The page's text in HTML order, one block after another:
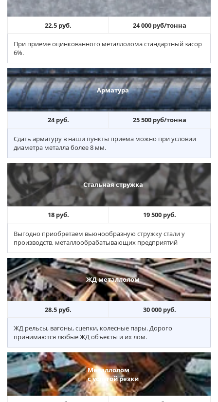
22.5 руб. 24 000 руб/тонна
При приеме оцинкованного металлолома стандартный засор
6%.
Арматура
24 руб. 25 500 руб/тонна
Сдать арматуру в наши пункты приема можно при условии
диаметра металла более 8 мм.
Стальная стружка
18 руб. 19 500 руб.
Выгодно приобретаем вьюнообразную стружку стали у
производств, металлообрабатывающих предприятий
ЖД металлолом
28.5 руб. 30 000 руб.
ЖД рельсы, вагоны, сцепки, колесные пары. Дорого
принимаются любые ЖД объекты и их лом.
Металлолом
с услугой резки